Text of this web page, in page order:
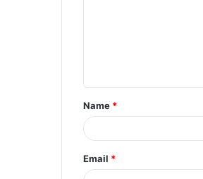
Name *
Email *